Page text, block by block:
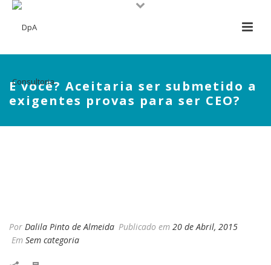
E você? Aceitaria ser submetido a
exigentes provas para ser CEO?
Por Dalila Pinto de Almeida Publicado em 20 de Abril, 2015
Em Sem categoria